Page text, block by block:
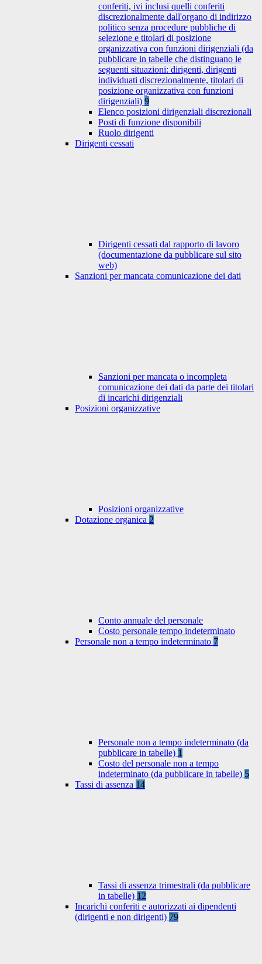
conferiti, ivi inclusi quelli conferiti
discrezionalmente dall'organo di indirizzo
politico senza procedure pubbliche di
selezione e titolari di posizione
organizzativa con funzioni dirigenziali (da
pubblicare in tabelle che distinguano le
seguenti situazioni: dirigenti, dirigenti
individuati discrezionalmente, titolari di
posizione organizzativa con funzioni
dirigenziali) 9
Elenco posizioni dirigenziali discrezionali
Posti di funzione disponibili
Ruolo dirigenti
Dirigenti cessati
Dirigenti cessati dal rapporto di lavoro
(documentazione da pubblicare sul sito
web)
Sanzioni per mancata comunicazione dei dati
Sanzioni per mancata o incompleta
comunicazione dei dati da parte dei titolari
di incarichi dirigenziali
Posizioni organizzative
Posizioni organizzative
Dotazione organica 2
Conto annuale del personale
Costo personale tempo indeterminato
Personale non a tempo indeterminato 7
Personale non a tempo indeterminato (da
pubblicare in tabelle) 1
Costo del personale non a tempo
indeterminato (da pubblicare in tabelle) 5
Tassi di assenza 14
Tassi di assenza trimestrali (da pubblicare
in tabelle) 12
Incarichi conferiti e autorizzati ai dipendenti
(dirigenti e non dirigenti) 79